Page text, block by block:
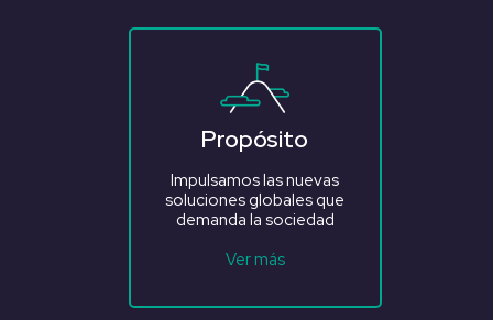
Propósito
Impulsamos las nuevas
soluciones globales que
demanda la sociedad
Ver más